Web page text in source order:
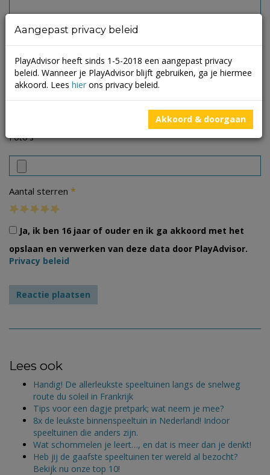
Foto's
Aantal sterren *
Ja, ik ben 16 jaar of ouder en ik ga akkoord met het
opslaan en verwerken van deze data door PlayAdvisor.
Privacy beleid
Lees ook
Handig! De allerleukste speeltuinen langs de snelweg
route du soleil in Frankrijk
Tips voor een dagje pretpark; wat neem je mee?
8x de leukste binnenspeeltuin in Nederland! Indoor
speeltuinen die anders zijn.
Wat schommelen je leert…, en dat is meer dan je denkt!
Heb jij de gaafste speeltuinen ter wereld al bezocht?
Bekijk nu onze top 10!
Aangepast privacy beleid
PlayAdvisor heeft sinds 1-5-2018 een aangepast privacy
beleid. Wanneer je PlayAdvisor blijft gebruiken, ga je hiermee
akkoord. Lees hier ons privacy beleid.
Akkoord & doorgaan